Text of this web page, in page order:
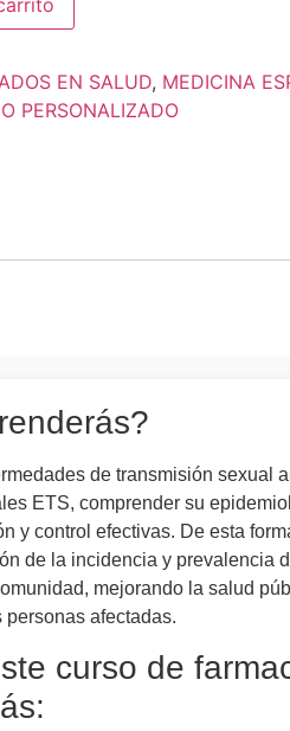
EN SALUD, MEDICINA
PERSONALIZADO
de transmisión sexual
ETS, comprender su
y control efectivas. De esta
de la incidencia y prevalencia
mejorando la salud
afectadas.
curso de